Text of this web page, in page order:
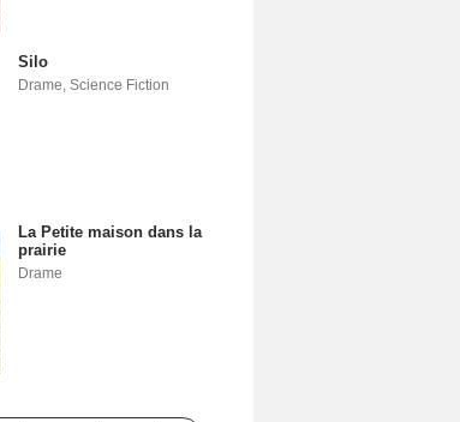
Silo
Drame, Science Fiction
La Petite maison dans la
prairie
Drame